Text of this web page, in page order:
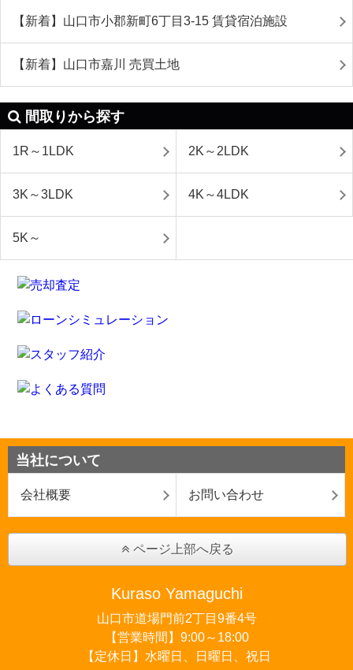
【新着】山口市小郡新町6丁目3-15 賃貸宿泊施設
【新着】山口市嘉川 売買土地
間取りから探す
1R～1LDK 2K～2LDK
3K～3LDK 4K～4LDK
5K～
当社について
会社概要 お問い合わせ
ページ上部へ戻る
Kuraso Yamaguchi
山口市道場門前2丁目9番4号
【営業時間】9:00～18:00
【定休日】水曜日、日曜日、祝日